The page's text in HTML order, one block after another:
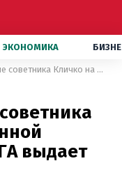
ЭКОНОМИКА
Роскошное имение советника Кличко на запрещенной территории: как КГГА выдает нужные документы
выдает